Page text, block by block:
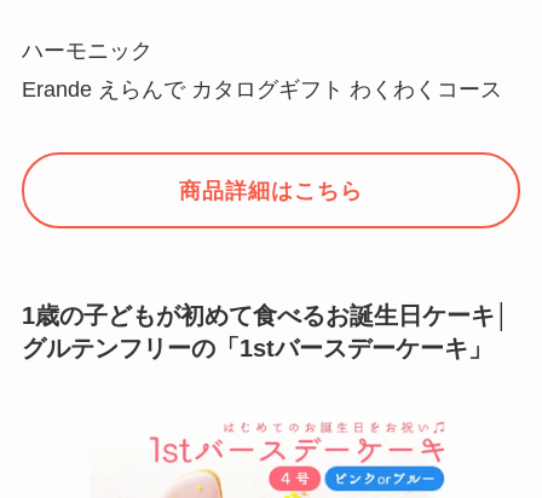
ハーモニック
Erande えらんで カタログギフト わくわくコース
商品詳細はこちら
1歳の子どもが初めて食べるお誕生日ケーキ│
グルテンフリーの「1stバースデーケーキ」